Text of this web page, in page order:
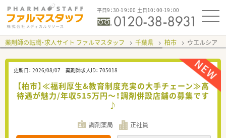
平日9：30-19：00 土日10：00-19：00
薬剤師の転職・求人サイト ファルマスタッフ 千葉県 柏市 ウエルシア
更新日： 2026/08/07 薬剤師求人ID： 705018
【柏市】≪福利厚生&教育制度充実の大手チェーン≫高
待遇が魅力/年収515万円～！調剤併設店舗の募集です
♪
調剤薬局 正社員